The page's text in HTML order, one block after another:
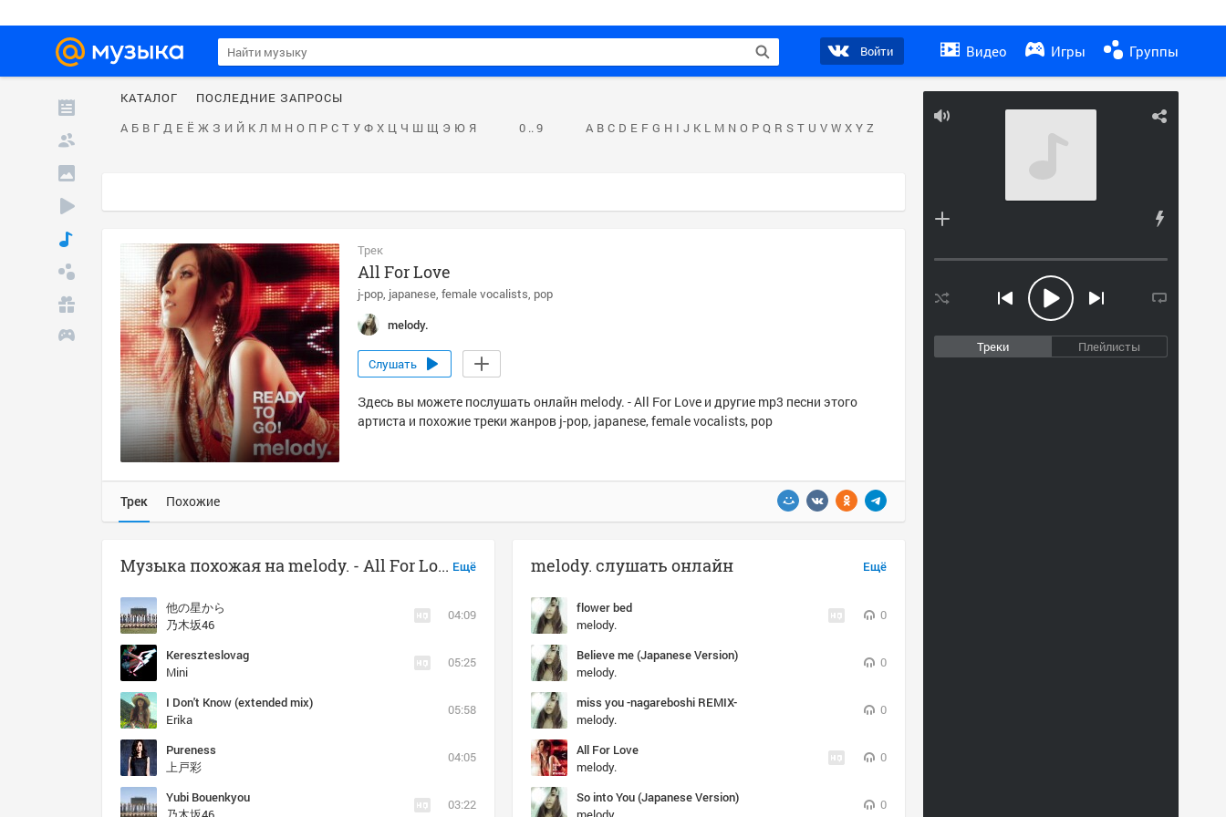
Войти Видео Игры Группы
Треки Плейлисты
КАТАЛОГ
ПОСЛЕДНИЕ ЗАПРОСЫ
А Б В Г Д Е Ё Ж З И Й К Л М Н О П Р С Т У Ф Х Ц Ч Ш Щ Э Ю Я 0 .. 9 A B C D E F G H I J K L M N O P Q R S T U V W X Y Z
Трек
All For Love
j-pop japanese female vocalists pop
melody.
Слушать
Здесь вы можете послушать онлайн melody. - All For Love и другие mp3 песни этого
артиста и похожие треки жанров j-pop, japanese, female vocalists, pop
Трек Похожие
Ещё
Музыка похожая на melody. - All For Love
他の星から
乃木坂46
04:09
Kereszteslovag
Mini
05:25
I Don't Know (extended mix)
Erika
05:58
Pureness
上戸彩
04:05
Yubi Bouenkyou
03:22
Ещё
melody. слушать онлайн
flower bed
melody.
0
Believe me (Japanese Version)
melody.
0
miss you -nagareboshi REMIX-
melody.
0
All For Love
melody.
0
So into You (Japanese Version)
0